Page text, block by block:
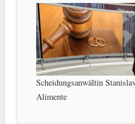
Scheidungsanwältin
Alimente